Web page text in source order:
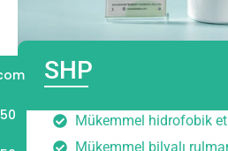
SHP
Mükemmel hidrofobik
Mükemmel bilyalı